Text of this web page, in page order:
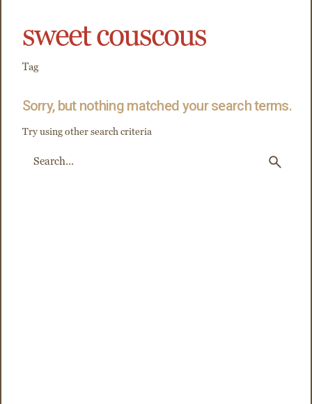
sweet couscous
Tag
Sorry, but nothing matched your search terms.
Try using other search criteria